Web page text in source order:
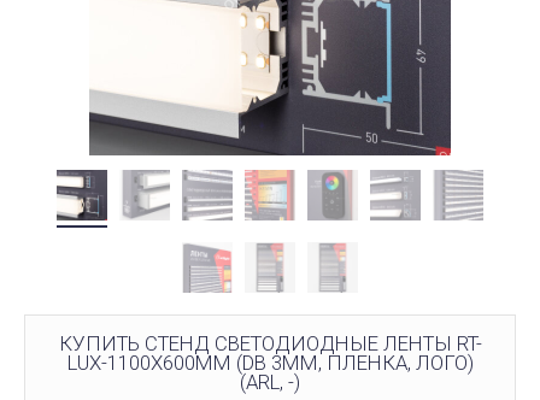
КУПИТЬ СТЕНД СВЕТОДИОДНЫЕ ЛЕНТЫ RT-
LUX-1100X600MM (DB 3ММ, ПЛЕНКА, ЛОГО)
(ARL, -)